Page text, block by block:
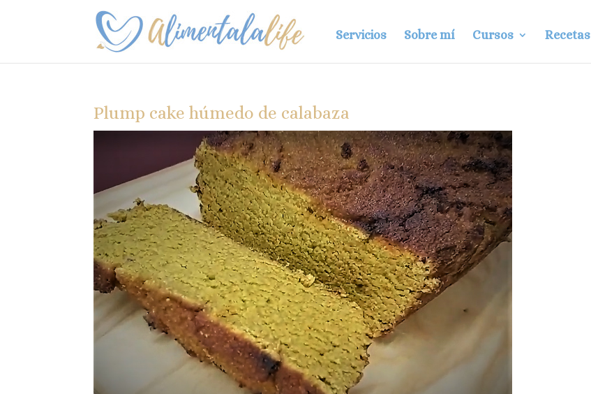
Servicios Sobre mí Cursos Recetas
Plump cake húmedo de calabaza